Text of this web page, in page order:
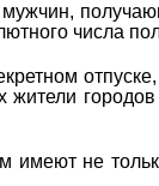
числа
имеют не